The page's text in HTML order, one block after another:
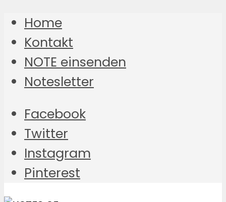
Home
Kontakt
NOTE einsenden
Notesletter
Facebook
Twitter
Instagram
Pinterest